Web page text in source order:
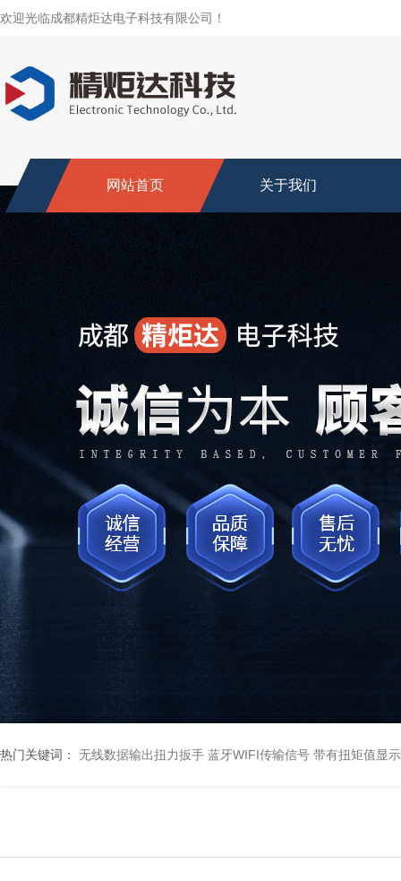
欢迎光临成都精炬达电子科技有限公司！
网站首页 关于我们
热门关键词： 无线数据输出扭力扳手 蓝牙WIFI传输信号 带有扭矩值显